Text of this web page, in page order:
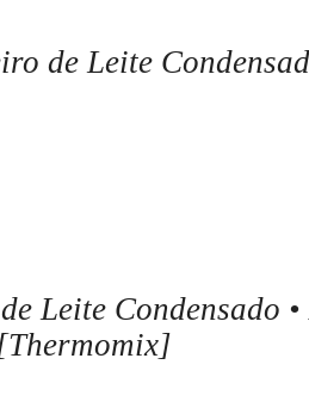
de Leite
Leite Condensado